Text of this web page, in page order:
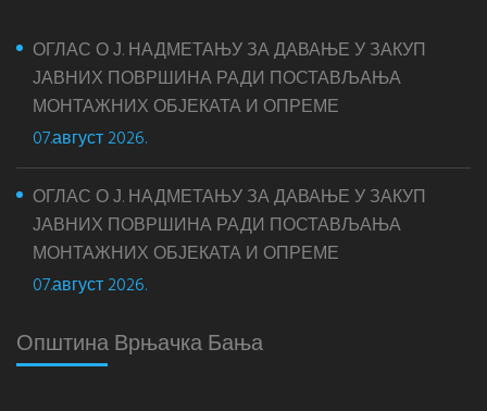
ОГЛАС О Ј. НАДМЕТАЊУ ЗА ДАВАЊЕ У ЗАКУП
ЈАВНИХ ПОВРШИНА РАДИ ПОСТАВЉАЊА
МОНТАЖНИХ ОБЈЕКАТА И ОПРЕМЕ
07.август 2026.
ОГЛАС О Ј. НАДМЕТАЊУ ЗА ДАВАЊЕ У ЗАКУП
ЈАВНИХ ПОВРШИНА РАДИ ПОСТАВЉАЊА
МОНТАЖНИХ ОБЈЕКАТА И ОПРЕМЕ
07.август 2026.
Општина Врњачка Бања